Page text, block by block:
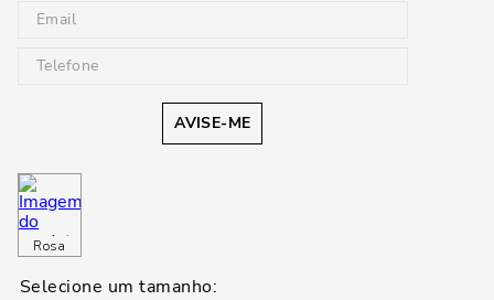
AVISE-ME
Rosa